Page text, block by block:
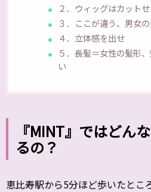
２．ウィッグはカットせ
３．ここが違う、男女
４．立体感を出せ
５．長髪＝女性の髪形
い
『MINT』ではどん
るの？
恵比寿駅から5分ほど歩いたとこ